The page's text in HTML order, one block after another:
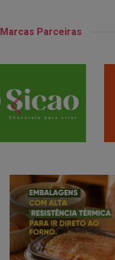
Marcas Parceiras